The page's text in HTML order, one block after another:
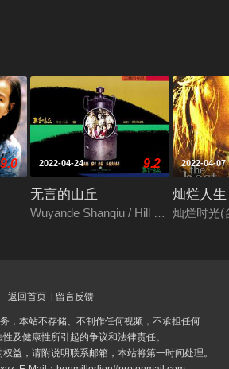
9.0 2022-04-24 9.2
无言的山丘
Wuyande Shanqiu / Hill of No Return
2022-04-07
灿烂人生
灿烂时光(
返回首页 留言反馈
，本站不存储、不制作任何视频，不承担任何
及健康性所引起的争议和法律责任。
益，请附说明联系邮箱，本站将第一时间处理。